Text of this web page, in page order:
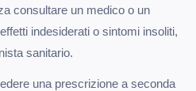
consultare un medico o un
indesiderati o sintomi insoliti,
sanitario.
una prescrizione a seconda